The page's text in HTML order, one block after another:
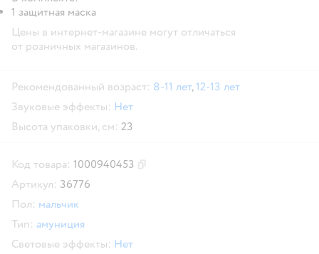
1 защитная маска
Цены в интернет-магазине могут отличаться
от розничных магазинов.
Рекомендованный возраст: 8-11 лет,12-13 лет
Звуковые эффекты: Нет
Высота упаковки, см: 23
Код товара: 1000940453
Артикул: 36776
Пол: мальчик
Тип: амуниция
Световые эффекты: Нет